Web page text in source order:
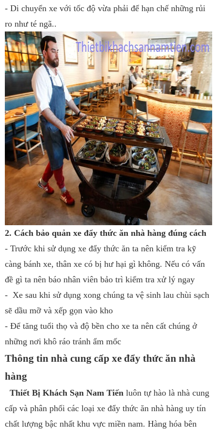
- Di chuyển xe với tốc độ vừa phải để hạn chế những rủi
ro như té ngã..
2. Cách bảo quản xe đẩy thức ăn nhà hàng đúng cách
- Trước khi sử dụng xe đẩy thức ăn ta nên kiểm tra kỹ
càng bánh xe, thân xe có bị hư hại gì không. Nếu có vấn
đề gì ta nên báo nhân viên bảo trì kiểm tra xử lý ngay
- Xe sau khi sử dụng xong chúng ta vệ sinh lau chùi sạch
sẽ dầu mỡ và xếp gọn vào kho
- Để tăng tuổi thọ và độ bền cho xe ta nên cất chúng ở
những nơi khô ráo tránh ẩm mốc
Thông tin nhà cung cấp xe đẩy thức ăn nhà
hàng
Thiết Bị Khách Sạn Nam Tiến luôn tự hào là nhà cung
cấp và phân phối các loại xe đẩy thức ăn nhà hàng uy tín
chất lượng bậc nhất khu vực miền nam. Hàng hóa bên